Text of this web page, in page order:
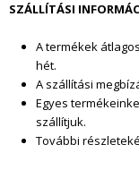
l
SZÁLLÍTÁSI
A termékek
hét.
A szállítási
Egyes
szállítjuk.
További